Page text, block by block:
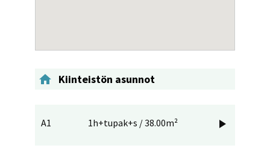
 Kiinteistön asunnot
A1 1h+tupak+s / 38.00m² 